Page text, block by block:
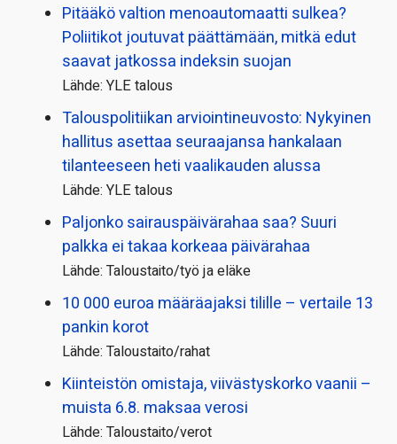
Pitääkö valtion menoautomaatti sulkea?
Poliitikot joutuvat päättämään, mitkä edut
saavat jatkossa indeksin suojan
Lähde: YLE talous
Talous­politiikan arviointi­neuvosto: Nykyinen
hallitus asettaa seuraajansa hankalaan
tilanteeseen heti vaalikauden alussa
Lähde: YLE talous
Paljonko sairauspäivä­rahaa saa? Suuri
palkka ei takaa korkeaa päivärahaa
Lähde: Taloustaito/työ ja eläke
10 000 euroa määräajaksi tilille – vertaile 13
pankin korot
Lähde: Taloustaito/rahat
Kiinteistön omistaja, viivästyskorko vaanii –
muista 6.8. maksaa verosi
Lähde: Taloustaito/verot